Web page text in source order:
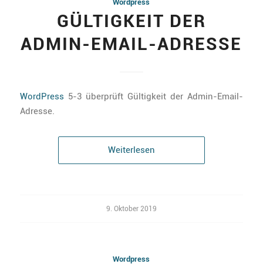
Wordpress
GÜLTIGKEIT DER
ADMIN-EMAIL-ADRESSE
WordPress 5-3 überprüft Gültigkeit der Admin-Email-
Adresse.
Weiterlesen
9. Oktober 2019
Wordpress